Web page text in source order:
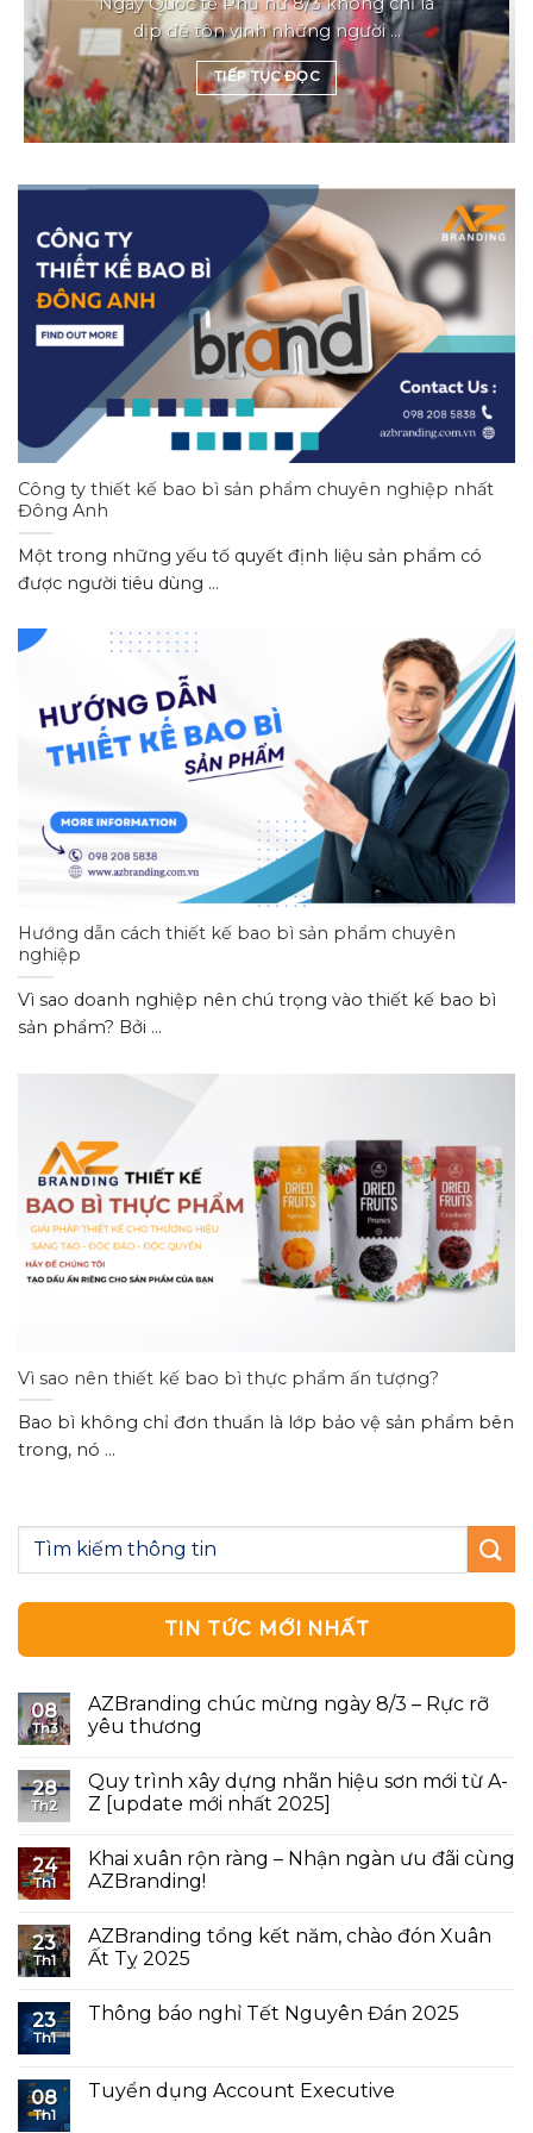
dịp để tôn vinh những người ...
TIẾP TỤC ĐỌC
Công ty thiết kế bao bì sản phẩm chuyên nghiệp nhất
Đông Anh
Một trong những yếu tố quyết định liệu sản phẩm có
được người tiêu dùng ...
Hướng dẫn cách thiết kế bao bì sản phẩm chuyên
nghiệp
Vì sao doanh nghiệp nên chú trọng vào thiết kế bao bì
sản phẩm? Bởi ...
Vì sao nên thiết kế bao bì thực phẩm ấn tượng?
Bao bì không chỉ đơn thuần là lớp bảo vệ sản phẩm bên
trong, nó ...
TIN TỨC MỚI NHẤT
08
Th3
AZBranding chúc mừng ngày 8/3 – Rực rỡ
yêu thương
28
Th2
Quy trình xây dựng nhãn hiệu sơn mới từ A-
Z [update mới nhất 2025]
24
Th1
Khai xuân rộn ràng – Nhận ngàn ưu đãi cùng
AZBranding!
23
Th1
AZBranding tổng kết năm, chào đón Xuân
Ất Tỵ 2025
23
Th1
Thông báo nghỉ Tết Nguyên Đán 2025
08
Th1
Tuyển dụng Account Executive